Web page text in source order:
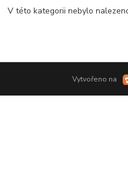
V této kategorii nebylo
Vytvořeno na